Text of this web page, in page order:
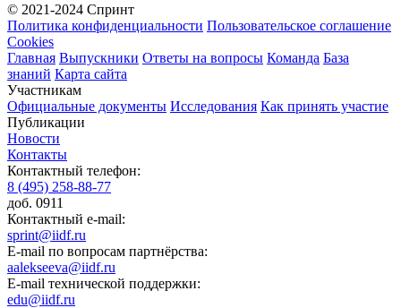
© 2021-2024 Спринт
Политика конфиденциальности Пользовательское соглашение
Cookies
Главная Выпускники Ответы на вопросы Команда База
знаний Карта сайта
Участникам
Официальные документы Исследования Как принять участие
Публикации
Новости
Контакты
Контактный телефон:
8 (495) 258-88-77
доб. 0911
Контактный e-mail:
sprint@iidf.ru
E-mail по вопросам партнёрства:
aalekseeva@iidf.ru
E-mail технической поддержки:
edu@iidf.ru